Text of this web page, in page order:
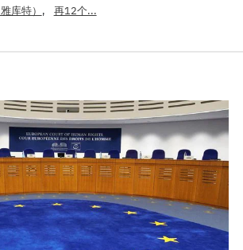
库特） , 再12个...